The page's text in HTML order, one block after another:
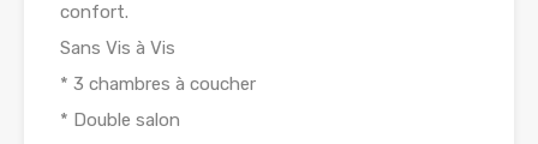
confort.
Sans Vis à Vis
* 3 chambres à coucher
* Double salon